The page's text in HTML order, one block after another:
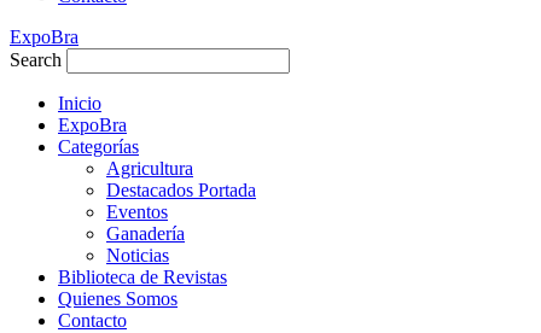
ExpoBra
Search
Inicio
ExpoBra
Categorías
Agricultura
Destacados Portada
Eventos
Ganadería
Noticias
Biblioteca de Revistas
Quienes Somos
Contacto